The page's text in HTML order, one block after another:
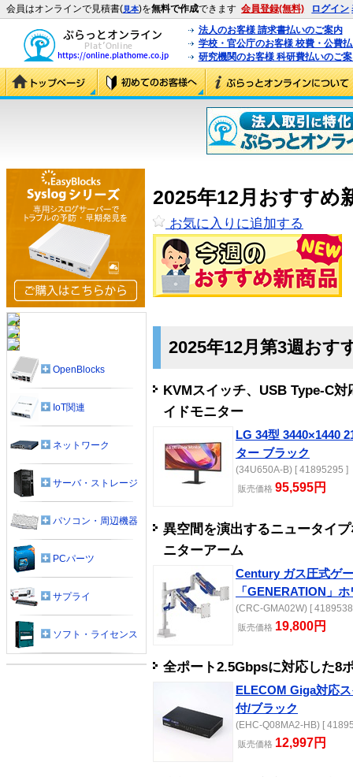
会員はオンラインで見積書(見本)を無料で作成できます 会員登録(無料) ログイン
法人のお客様 請求書払いのご案内
学校・官公庁のお客様 校費・公費
研究機関のお客様 科研費払いのご
2025年12月おすすめ
お気に入りに追加する
2025年12月第3週おす
KVMスイッチ、USB Type-C
イドモニター
LG 34型 3440×1440
ター ブラック
(34U650A-B) [ 41895295 ]
販売価格 95,595円
異空間を演出するニュータイ
ニターアーム
Century ガス圧式ゲ
「GENERATION」
(CRC-GMA02W) [
販売価格 19,800円
全ポート2.5Gbpsに対応した8
ELECOM Giga対応
付/ブラック
(EHC-Q08MA2-HB) [
販売価格 12,997円
OpenBlocks
IoT関連
ネットワーク
サーバ・ストレージ
パソコン・周辺機器
PCパーツ
サプライ
ソフト・ライセンス